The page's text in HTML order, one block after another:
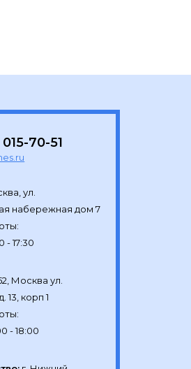
70-51
ул.
набережная дом 7
Москва ул.
13, корп 1